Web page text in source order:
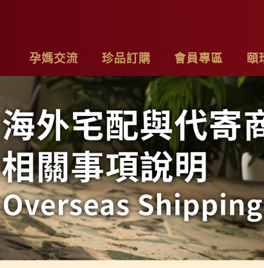
孕媽交流
最新消息
專欄作家
影片分享
珍品訂購
計畫
理食材套組
列
系列
盒
家庭號
會員專區
基本資料
購物車
我的訂單
頤
品牌
聯絡
隱私